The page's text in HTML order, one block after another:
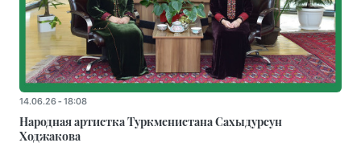
14.06.26 - 18:08
Народная артистка Туркменистана Сахыдурсун
Ходжакова